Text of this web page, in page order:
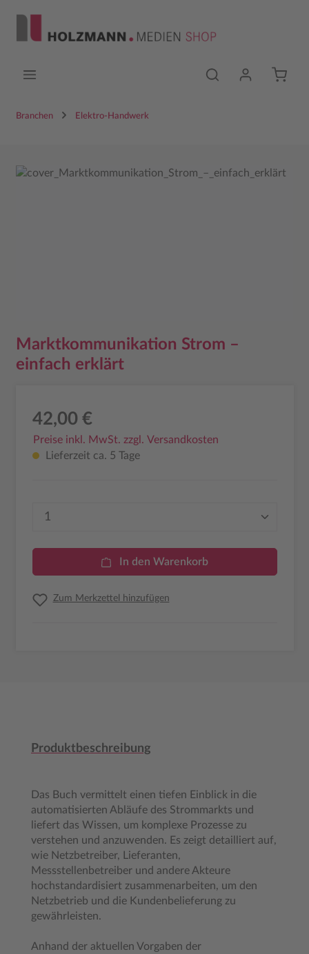
Branchen Elektro-Handwerk
Bildergalerie überspringen
Marktkommunikation Strom –
einfach erklärt
42,00 €
Preise inkl. MwSt. zzgl. Versandkosten
Lieferzeit ca. 5 Tage
Produkt Anzahl: Gib den gewünschten
In den Warenkorb
Zum Merkzettel hinzufügen
Produktbeschreibung
Das Buch vermittelt einen tiefen Einblick in die
automatisierten Abläufe des Strommarkts und
liefert das Wissen, um komplexe Prozesse zu
verstehen und anzuwenden. Es zeigt detailliert auf,
wie Netzbetreiber, Lieferanten,
Messstellenbetreiber und andere Akteure
hochstandardisiert zusammenarbeiten, um den
Netzbetrieb und die Kundenbelieferung zu
gewährleisten.
Anhand der aktuellen Vorgaben der